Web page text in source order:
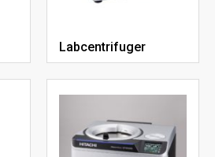
Labcentrifuger